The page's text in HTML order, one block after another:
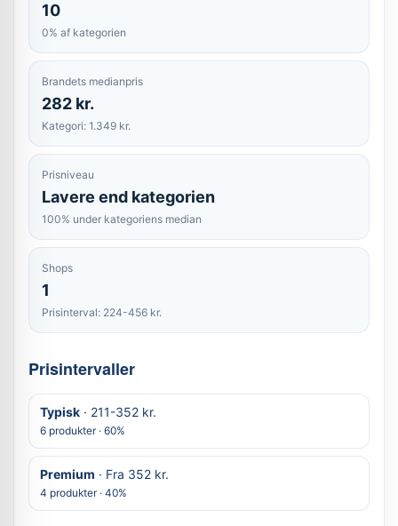
10
0% af kategorien
Brandets medianpris
282 kr.
Kategori: 1.349 kr.
Prisniveau
Lavere end kategorien
100% under kategoriens median
Shops
1
Prisinterval: 224-456 kr.
Prisintervaller
Typisk · 211-352 kr.
6 produkter · 60%
Premium · Fra 352 kr.
4 produkter · 40%